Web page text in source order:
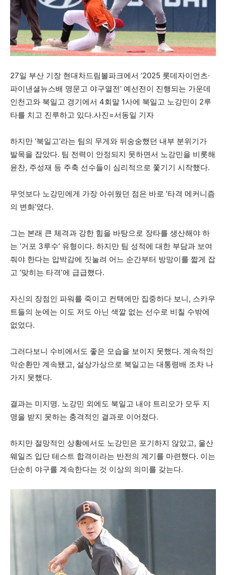
27일 부산 기장 현대차드림볼파크에서 ‘2025 롯데자이언츠·
파이낸셜뉴스배 명문고 야구열전’ 예선전이 진행되는 가운데
인천고와 북일고 경기에서 4회말 1사에 북일고 노강민이 2루
타를 치고 진루하고 있다.사진=서동일 기자
하지만 ‘북일고’라는 팀의 무게와 뒤숭숭했던 내부 분위기가
발목을 잡았다. 팀 전력이 안정되지 못하면서 노강민을 비롯해
윤찬, 주성재 등 주축 선수들이 심리적으로 쫓기기 시작했다.
무엇보다 노강민에게 가장 아쉬웠던 점은 바로 ‘타격 메커니즘
의 변화’였다.
그는 본래 큰 체격과 강한 힘을 바탕으로 장타를 생산해야 하
는 ‘거포 3루수’ 유형이다. 하지만 팀 성적에 대한 부담과 보여
줘야 한다는 압박감에 짓눌려 어느 순간부터 방망이를 짧게 잡
고 ‘맞히는 타격’에 급급했다.
자신의 장점인 파워를 죽이고 컨택에만 집중하다 보니, 스카우
트들의 눈에는 이도 저도 아닌 색깔 없는 선수로 비칠 수밖에
없었다.
그러다보니 수비에서도 좋은 모습을 보이지 못했다. 계속적인
악순환만 계속됐고, 설상가상으로 북일고는 대통령배 조차 나
가지 못했다.
결과는 미지명. 노강민 외에도 북일고 내야 트리오가 모두 지
명을 받지 못하는 충격적인 결과로 이어졌다.
하지만 절망적인 상황에서도 노강민은 포기하지 않았고, 울산
웨일즈 입단 테스트 합격이라는 반전의 계기를 마련했다. 이는
단순히 야구를 계속한다는 것 이상의 의미를 갖는다.